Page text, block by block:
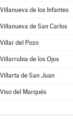
Villanueva de los Infantes
Villanueva de San Carlos
Villar del Pozo
Villarrubia de los Ojos
Villarta de San Juan
Viso del Marqués